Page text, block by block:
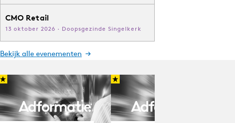
CMO Retail
13 oktober 2026 · Doopsgezinde Singelkerk
Bekijk alle evenementen